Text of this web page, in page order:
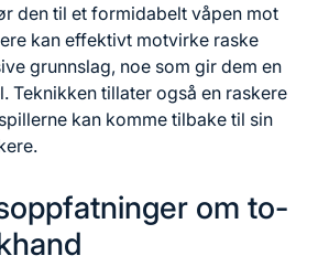
den til et formidabelt våpen mot
kan effektivt motvirke raske
grunnslag, noe som gir dem en
Teknikken tillater også en raskere
kan komme tilbake til sin
om to-